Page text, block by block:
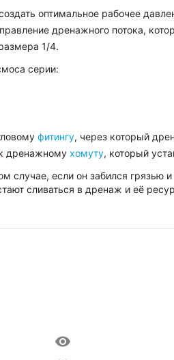
оптимальное рабочее
дренажного потока,
1/4.
серии:
фитингу, через который
дренажному хомуту, который
если он забился грязью
сливаться в дренаж и её